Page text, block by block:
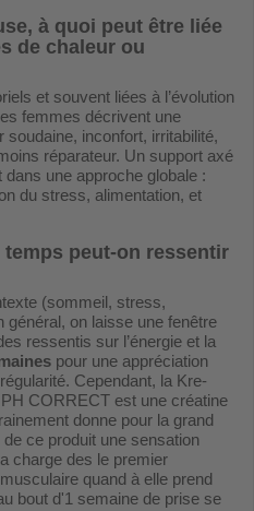
à quoi peut être liée
de chaleur ou
et souvent liées à l’évolution
femmes décrivent une
soudaine, inconfort, irritabilité,
réparateur. Un support axé
dans une approche globale :
du stress, alimentation, et
peut-on ressentir
(sommeil, stress,
général, on laisse une fenêtre
ressentis sur l’énergie et la
pour une appréciation
Cependant, la Kre-
CORRECT est une créatine
donne pour la grand
ce produit une sensation
charge des le premier
quand à elle prend
bout d'1 semaine de prise se